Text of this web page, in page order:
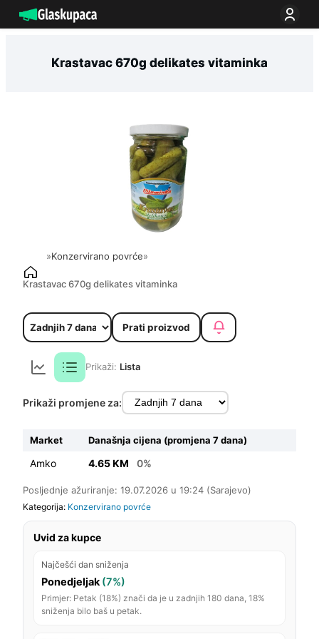
na
Krastavac 670g delikates vitaminka
»Konzervirano povrće»
Krastavac 670g delikates vitaminka
Prati proizvod
Prikaži: Lista
Prikaži promjene za:
Market Današnja cijena (promjena 7 dana)
Amko 4.65 KM 0%
Posljednje ažuriranje: 19.07.2026 u 19:24 (Sarajevo)
Kategorija: Konzervirano povrće
Uvid za kupce
Najčešći dan sniženja
Ponedjeljak (7%)
Primjer: Petak (18%) znači da je u zadnjih 180 dana, 18%
sniženja bilo baš u petak.